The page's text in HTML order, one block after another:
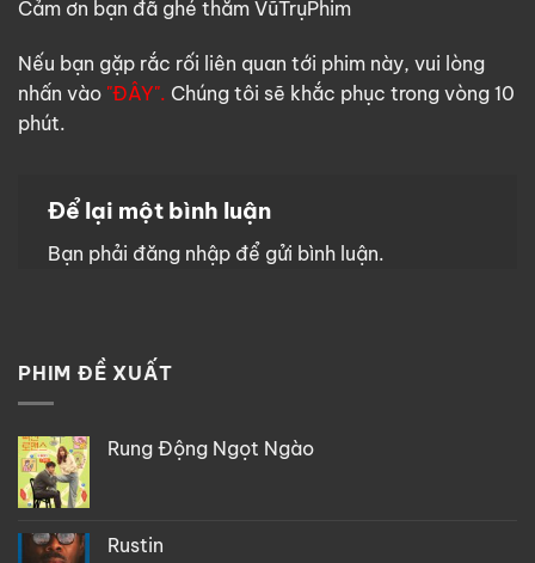
Cảm ơn bạn đã ghé thăm VũTrụPhim
Nếu bạn gặp rắc rối liên quan tới phim này, vui lòng
nhấn vào "ĐÂY". Chúng tôi sẽ khắc phục trong vòng 10
phút.
Để lại một bình luận
Bạn phải đăng nhập để gửi bình luận.
PHIM ĐỀ XUẤT
Rung Động Ngọt Ngào
Rustin